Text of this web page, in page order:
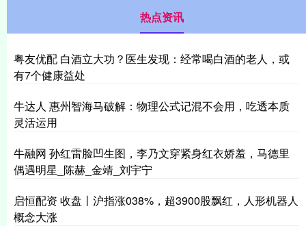
热点资讯
粤友优配 白酒立大功？医生发现：经常喝白酒的老人，或
有7个健康益处
牛达人 惠州智海马破解：物理公式记混不会用，吃透本质
灵活运用
牛融网 孙红雷脸凹生图，李乃文穿紧身红衣娇羞，马德里
偶遇明星_陈赫_金靖_刘宇宁
启恒配资 收盘丨沪指涨038%，超3900股飘红，人形机器人
概念大涨